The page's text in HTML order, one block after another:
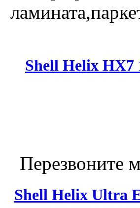
Shell Helix HX7
Перезвоните
Shell Helix Ultra